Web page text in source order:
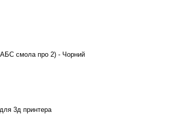
смола про 2) - Чорний
3д принтера